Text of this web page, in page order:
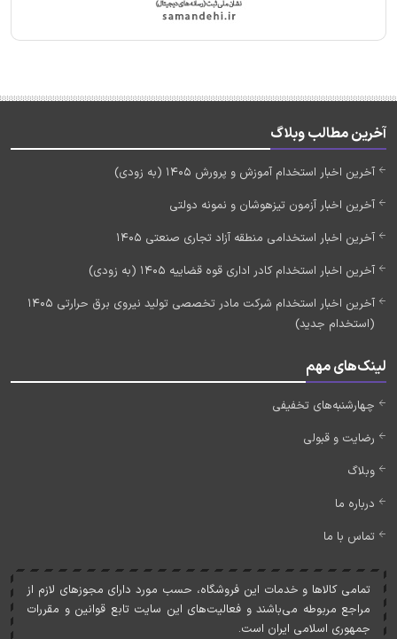
آخرین مطالب وبلاگ
آخرین اخبار استخدام آموزش و پرورش 1405 (به زودی)
آخرین اخبار آزمون تیزهوشان و نمونه دولتی
آخرین اخبار استخدامی منطقه آزاد تجاری صنعتی 1405
آخرین اخبار استخدام کادر اداری قوه قضاییه 1405 (به زودی)
آخرین اخبار استخدام شرکت مادر تخصصی تولید نیروی برق حرارتی 1405
(استخدام جدید)
لینک‌های مهم
چهارشنبه‌های تخفیفی
رضایت و قبولی
وبلاگ
درباره ما
تماس با ما
تمامی کالاها و خدمات اين فروشگاه، حسب مورد دارای مجوزهای لازم از
مراجع مربوطه می‌باشند و فعاليت‌های اين سايت تابع قوانين و مقررات
جمهوری اسلامی ايران است.